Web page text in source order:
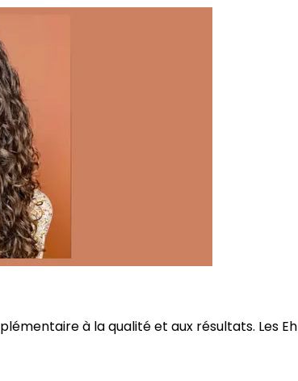
à la qualité et aux résultats. Les